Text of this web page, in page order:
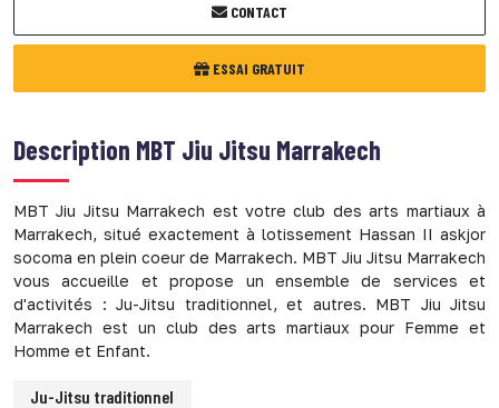
CONTACT
ESSAI GRATUIT
Description MBT Jiu Jitsu Marrakech
MBT Jiu Jitsu Marrakech est votre club des arts martiaux à
Marrakech, situé exactement à lotissement Hassan II askjor
socoma en plein coeur de Marrakech. MBT Jiu Jitsu Marrakech
vous accueille et propose un ensemble de services et
d'activités : Ju-Jitsu traditionnel, et autres. MBT Jiu Jitsu
Marrakech est un club des arts martiaux pour Femme et
Homme et Enfant.
Ju-Jitsu traditionnel